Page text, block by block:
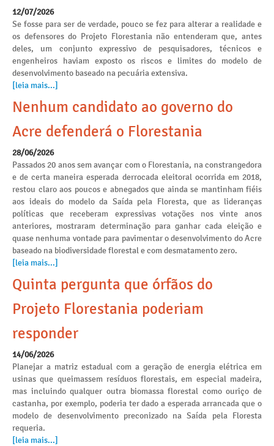
12/07/2026
Se fosse para ser de verdade, pouco se fez para alterar a realidade e
os defensores do Projeto Florestania não entenderam que, antes
deles, um conjunto expressivo de pesquisadores, técnicos e
engenheiros haviam exposto os riscos e limites do modelo de
desenvolvimento baseado na pecuária extensiva.
[leia mais...]
Nenhum candidato ao governo do
Acre defenderá o Florestania
28/06/2026
Passados 20 anos sem avançar com o Florestania, na constrangedora
e de certa maneira esperada derrocada eleitoral ocorrida em 2018,
restou claro aos poucos e abnegados que ainda se mantinham fiéis
aos ideais do modelo da Saída pela Floresta, que as lideranças
políticas que receberam expressivas votações nos vinte anos
anteriores, mostraram determinação para ganhar cada eleição e
quase nenhuma vontade para pavimentar o desenvolvimento do Acre
baseado na biodiversidade florestal e com desmatamento zero.
[leia mais...]
Quinta pergunta que órfãos do
Projeto Florestania poderiam
responder
14/06/2026
Planejar a matriz estadual com a geração de energia elétrica em
usinas que queimassem resíduos florestais, em especial madeira,
mas incluindo qualquer outra biomassa florestal como ouriço de
castanha, por exemplo, poderia ter dado a esperada arrancada que o
modelo de desenvolvimento preconizado na Saída pela Floresta
requeria.
[leia mais...]